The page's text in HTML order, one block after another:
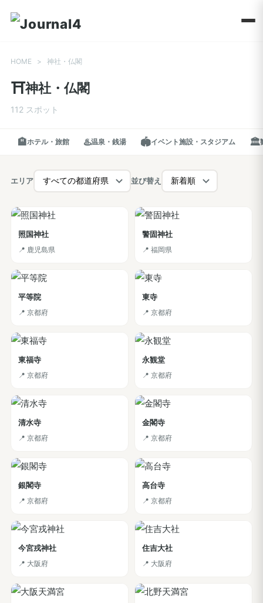
HOME > 神社・仏閣
⛩️神社・仏閣
112 スポット
🏨ホテル・旅館 ♨️温泉・銭湯 🏟️イベント施設・スタジアム 🏛️
エリア 並び替え
照国神社
📍 鹿児島県
警固神社
📍 福岡県
平等院
📍 京都府
東寺
📍 京都府
東福寺
📍 京都府
永観堂
📍 京都府
清水寺
📍 京都府
金閣寺
📍 京都府
銀閣寺
📍 京都府
高台寺
📍 京都府
今宮戎神社
📍 大阪府
住吉大社
📍 大阪府